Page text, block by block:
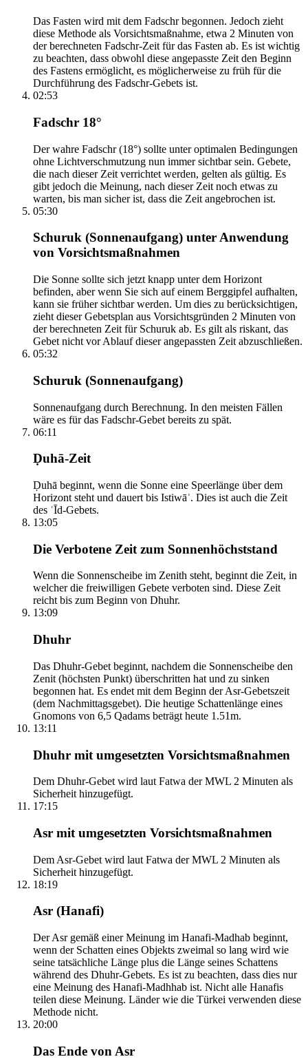
Das Fasten wird mit dem Fadschr begonnen. Jedoch zieht
diese Methode als Vorsichtsmaßnahme, etwa 2 Minuten von
der berechneten Fadschr-Zeit für das Fasten ab. Es ist wichtig
zu beachten, dass obwohl diese angepasste Zeit den Beginn
des Fastens ermöglicht, es möglicherweise zu früh für die
Durchführung des Fadschr-Gebets ist.
02:53
Fadschr 18°
Der wahre Fadschr (18°) sollte unter optimalen Bedingungen
ohne Lichtverschmutzung nun immer sichtbar sein. Gebete,
die nach dieser Zeit verrichtet werden, gelten als gültig. Es
gibt jedoch die Meinung, nach dieser Zeit noch etwas zu
warten, bis man sicher ist, dass die Zeit angebrochen ist.
05:30
Schuruk (Sonnenaufgang) unter Anwendung
von Vorsichtsmaßnahmen
Die Sonne sollte sich jetzt knapp unter dem Horizont
befinden, aber wenn Sie sich auf einem Berggipfel aufhalten,
kann sie früher sichtbar werden. Um dies zu berücksichtigen,
zieht dieser Gebetsplan aus Vorsichtsgründen 2 Minuten von
der berechneten Zeit für Schuruk ab. Es gilt als riskant, das
Gebet nicht vor Ablauf dieser angepassten Zeit abzuschließen.
05:32
Schuruk (Sonnenaufgang)
Sonnenaufgang durch Berechnung. In den meisten Fällen
wäre es für das Fadschr-Gebet bereits zu spät.
06:11
Ḍuhā-Zeit
Ḍuhā beginnt, wenn die Sonne eine Speerlänge über dem
Horizont steht und dauert bis Istiwāʾ. Dies ist auch die Zeit
des ʿĪd-Gebets.
13:05
Die Verbotene Zeit zum Sonnenhöchststand
Wenn die Sonnenscheibe im Zenith steht, beginnt die Zeit, in
welcher die freiwilligen Gebete verboten sind. Diese Zeit
reicht bis zum Beginn von Dhuhr.
13:09
Dhuhr
Das Dhuhr-Gebet beginnt, nachdem die Sonnenscheibe den
Zenit (höchsten Punkt) überschritten hat und zu sinken
begonnen hat. Es endet mit dem Beginn der Asr-Gebetszeit
(dem Nachmittagsgebet). Die heutige Schattenlänge eines
Gnomons von 6,5 Qadams beträgt heute 1.51m.
13:11
Dhuhr mit umgesetzten Vorsichtsmaßnahmen
Dem Dhuhr-Gebet wird laut Fatwa der MWL 2 Minuten als
Sicherheit hinzugefügt.
17:15
Asr mit umgesetzten Vorsichtsmaßnahmen
Dem Asr-Gebet wird laut Fatwa der MWL 2 Minuten als
Sicherheit hinzugefügt.
18:19
Asr (Hanafi)
Der Asr gemäß einer Meinung im Hanafi-Madhab beginnt,
wenn der Schatten eines Objekts zweimal so lang wird wie
seine tatsächliche Länge plus die Länge seines Schattens
während des Dhuhr-Gebets. Es ist zu beachten, dass dies nur
eine Meinung des Hanafi-Madhhab ist. Nicht alle Hanafis
teilen diese Meinung. Länder wie die Türkei verwenden diese
Methode nicht.
20:00
Das Ende von Asr